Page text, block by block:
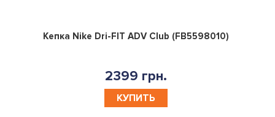
0
Кепка Nike Dri-FIT ADV Club (FB5598010)
2399 грн.
КУПИТЬ